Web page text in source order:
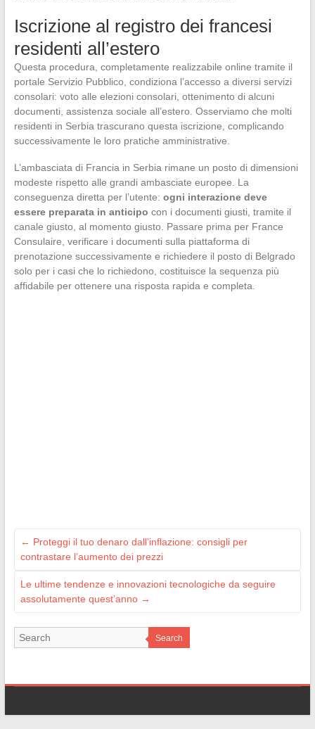
Iscrizione al registro dei francesi
residenti all’estero
Questa procedura, completamente realizzabile online tramite il
portale Servizio Pubblico, condiziona l’accesso a diversi servizi
consolari: voto alle elezioni consolari, ottenimento di alcuni
documenti, assistenza sociale all’estero. Osserviamo che molti
residenti in Serbia trascurano questa iscrizione, complicando
successivamente le loro pratiche amministrative.
L’ambasciata di Francia in Serbia rimane un posto di dimensioni
modeste rispetto alle grandi ambasciate europee. La
conseguenza diretta per l’utente: ogni interazione deve
essere preparata in anticipo con i documenti giusti, tramite il
canale giusto, al momento giusto. Passare prima per France
Consulaire, verificare i documenti sulla piattaforma di
prenotazione successivamente e richiedere il posto di Belgrado
solo per i casi che lo richiedono, costituisce la sequenza più
affidabile per ottenere una risposta rapida e completa.
← Proteggi il tuo denaro dall’inflazione: consigli per
contrastare l’aumento dei prezzi
Le ultime tendenze e innovazioni tecnologiche da seguire
assolutamente quest’anno →
Search